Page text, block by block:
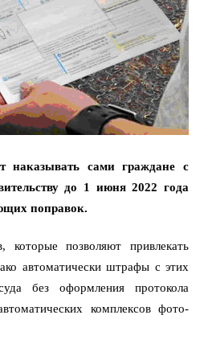
наказывать сами граждане с
до 1 июня 2022 года
поправок.
позволяют привлекать
автоматически штрафы с этих
без оформления протокола
комплексов фото-